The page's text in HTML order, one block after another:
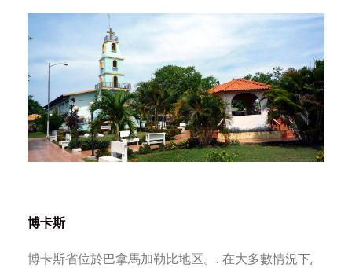
博卡斯
博卡斯省位於巴拿馬加勒比地区。. 在大多數情況下,